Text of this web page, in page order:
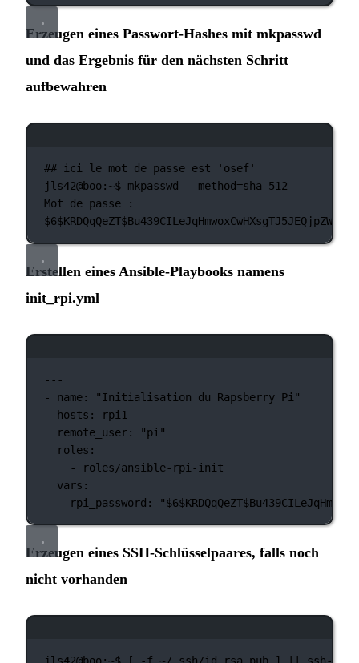
Erzeugen eines Passwort-Hashes mit mkpasswd
und das Ergebnis für den nächsten Schritt
aufbewahren
## ici le mot de passe est 'osef'
jls42@boo:~$ mkpasswd
--method=sha-512
Mot
de passe :
$6
Erstellen eines Ansible-Playbooks namens
init_rpi.yml
---
-
name:
"Initialisation du Rapsberry Pi"
hosts:
rpi1
remote_user:
"pi"
roles:
-
roles/ansible-rpi-init
vars:
rpi_password:
"$6
Erzeugen eines SSH-Schlüsselpaares, falls noch
nicht vorhanden